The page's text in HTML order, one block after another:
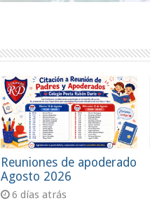
Reuniones de apoderado
Agosto 2026
6 días atrás